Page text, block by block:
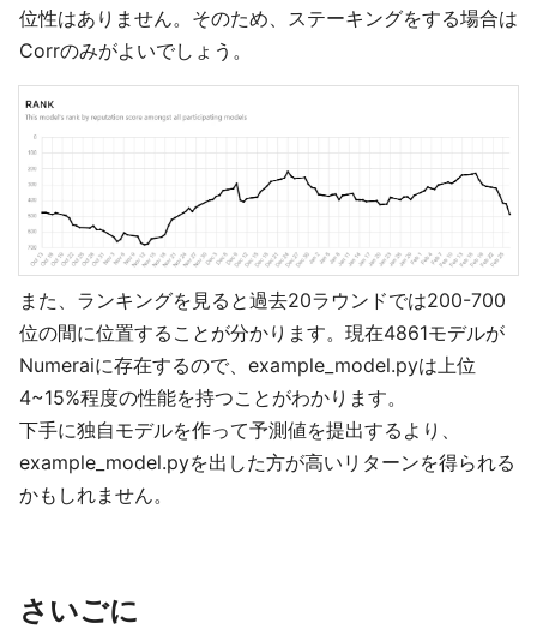
位性はありません。そのため、ステーキングをする場合は
Corrのみがよいでしょう。
また、ランキングを見ると過去20ラウンドでは200-700
位の間に位置することが分かります。現在4861モデルが
Numeraiに存在するので、example_model.pyは上位
4~15%程度の性能を持つことがわかります。
下手に独自モデルを作って予測値を提出するより、
example_model.pyを出した方が高いリターンを得られる
かもしれません。
さいごに